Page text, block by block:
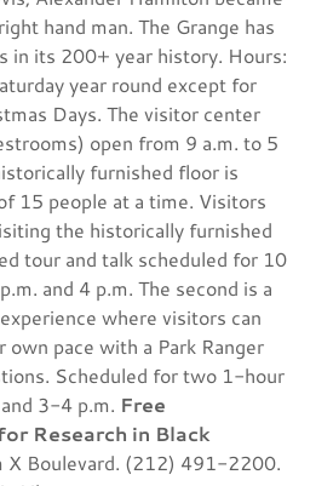
hand man. The Grange has
in its 200+ year history. Hours:
year round except for
Days. The visitor center
open from 9 a.m. to 5
furnished floor is
15 people at a time. Visitors
the historically furnished
tour and talk scheduled for 10
and 4 p.m. The second is a
where visitors can
pace with a Park Ranger
Scheduled for two 1-hour
3-4 p.m. Free
Research in Black
X Boulevard. (212) 491-2200.